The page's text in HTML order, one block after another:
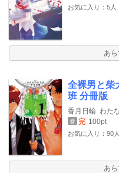
お気に入り：5人
あ
全裸男と柴
班 分冊版
香月日輪 わた
巻 完 100pt
お気に入り：90人
あ